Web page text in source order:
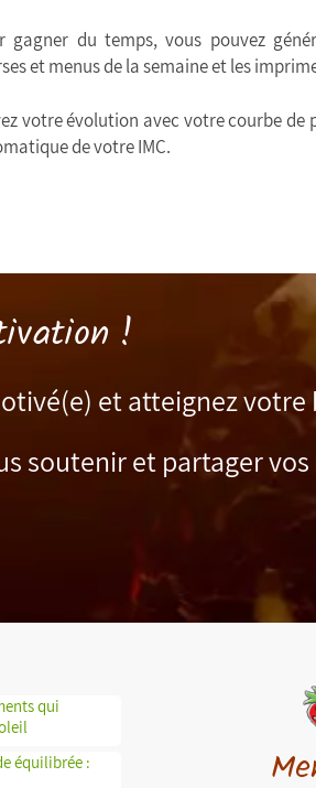
gagner du temps, vous pouvez
et menus de la semaine et les
votre évolution avec votre courbe
de votre IMC.
!
et atteignez votre
soutenir et partager vos
qui
équilibrée :